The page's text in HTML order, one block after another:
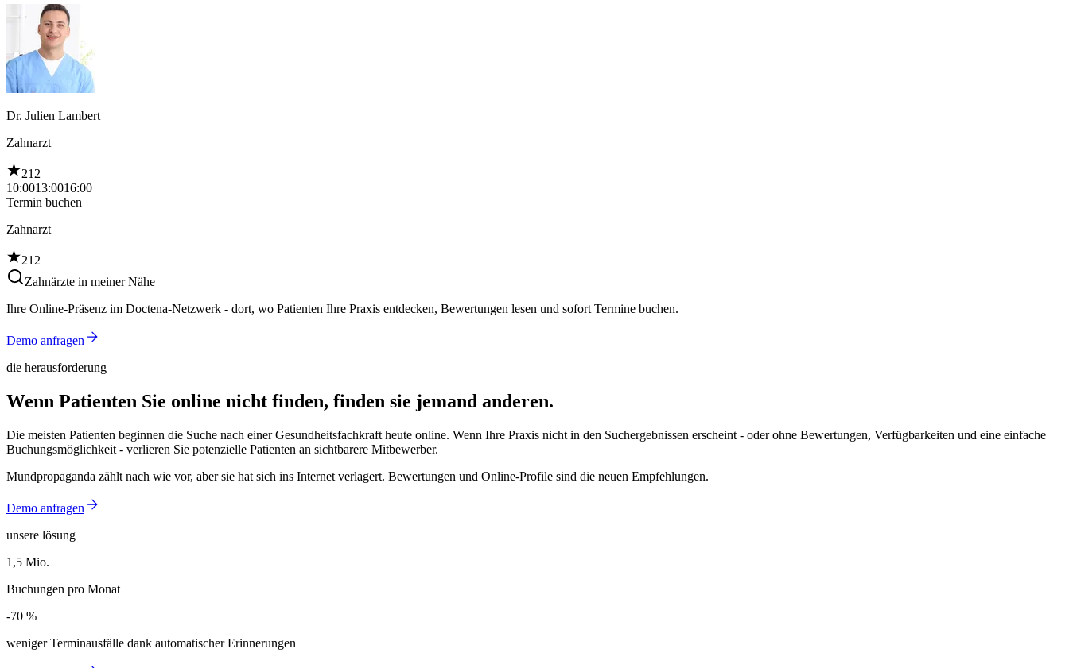
Dr. Julien Lambert
Zahnarzt
212
10:0013:0016:00
Termin buchen
Zahnarzt
212
Zahnärzte in meiner Nähe
Ihre Online-Präsenz im Doctena-Netzwerk - dort, wo Patienten Ihre Praxis entdecken, Bewertungen lesen und sofort Termine buchen.
Demo anfragen
die herausforderung
Wenn Patienten Sie online nicht finden, finden sie jemand anderen.
Die meisten Patienten beginnen die Suche nach einer Gesundheitsfachkraft heute online. Wenn Ihre Praxis nicht in den Suchergebnissen erscheint - oder ohne Bewertungen, Verfügbarkeiten und eine einfache
Buchungsmöglichkeit - verlieren Sie potenzielle Patienten an sichtbarere Mitbewerber.
Mundpropaganda zählt nach wie vor, aber sie hat sich ins Internet verlagert. Bewertungen und Online-Profile sind die neuen Empfehlungen.
Demo anfragen
unsere lösung
1,5 Mio.
1,5 Mio.
Buchungen pro Monat
-70 %
-70 %
weniger Terminausfälle dank automatischer Erinnerungen